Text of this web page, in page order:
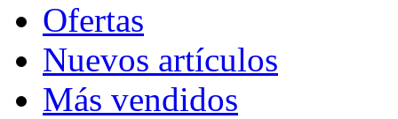
Ofertas
Nuevos artículos
Más vendidos